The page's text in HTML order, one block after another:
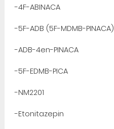
-4F-ABINACA
-5F-ADB (5F-MDMB-PINACA)
-ADB-4en-PINACA
-5F-EDMB-PICA
-NM2201
-Etonitazepin